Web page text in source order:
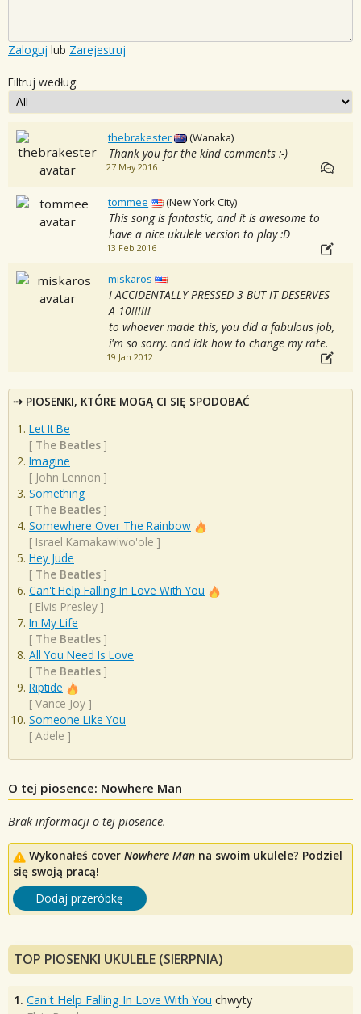
Zaloguj lub Zarejestruj
Filtruj według:
thebrakester (Wanaka)
Thank you for the kind comments :-)
27 May 2016
tommee (New York City)
This song is fantastic, and it is awesome to
have a nice ukulele version to play :D
13 Feb 2016
miskaros
I ACCIDENTALLY PRESSED 3 BUT IT DESERVES
A 10!!!!!!
to whoever made this, you did a fabulous job,
i'm so sorry. and idk how to change my rate.
19 Jan 2012
PIOSENKI, KTÓRE MOGĄ CI SIĘ SPODOBAĆ
Let It Be
[ The Beatles ]
Imagine
[ John Lennon ]
Something
[ The Beatles ]
Somewhere Over The Rainbow
[ Israel Kamakawiwo'ole ]
Hey Jude
[ The Beatles ]
Can't Help Falling In Love With You
[ Elvis Presley ]
In My Life
[ The Beatles ]
All You Need Is Love
[ The Beatles ]
Riptide
[ Vance Joy ]
Someone Like You
[ Adele ]
O tej piosence: Nowhere Man
Brak informacji o tej piosence.
Wykonałeś cover Nowhere Man na swoim ukulele? Podziel
się swoją pracą!
Dodaj przeróbkę
TOP PIOSENKI UKULELE (SIERPNIA)
1. Can't Help Falling In Love With You chwyty